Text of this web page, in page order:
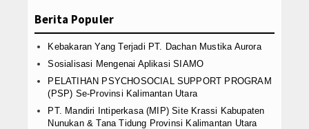
Koleksi Video
Berita Foto
Infografis
Operasi Ramadniya 2019
Berita Populer
Kebakaran Yang Terjadi PT. Dachan Mustika Aurora
Sosialisasi Mengenai Aplikasi SIAMO
PELATIHAN PSYCHOSOCIAL SUPPORT PROGRAM
(PSP) Se-Provinsi Kalimantan Utara
PT. Mandiri Intiperkasa (MIP) Site Krassi Kabupaten
Nunukan & Tana Tidung Provinsi Kalimantan Utara